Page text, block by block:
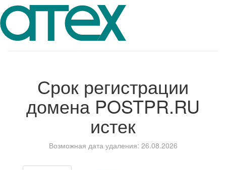
Срок регистрации
домена POSTPR.RU
истек
Возможная дата удаления: 26.08.2026